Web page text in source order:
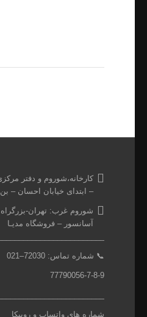
کارخانه،شوروم و دفتر
– ابتدای خیابان احسان – بن
شوروم غرب: تهران-
آسانسور – فروشگاه مدیـا
📞 شماره تماس: 7 2030
–
021
77790056-7-8-9
شماره های واتساپ و روبیکا